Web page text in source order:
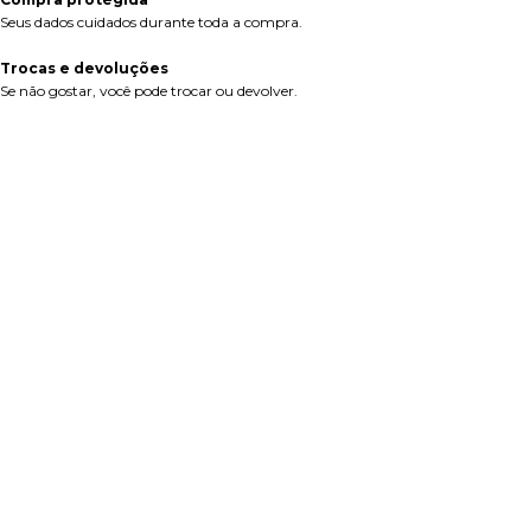
Seus dados cuidados durante toda a compra.
Trocas e devoluções
Se não gostar, você pode trocar ou devolver.